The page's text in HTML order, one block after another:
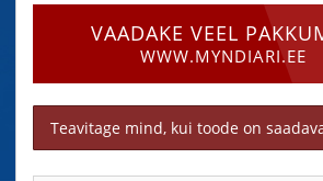
VAADAKE VEEL
WWW.MYNDIARI.EE
Teavitage mind, kui toode on